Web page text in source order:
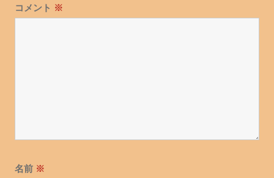
コメント ※
名前 ※